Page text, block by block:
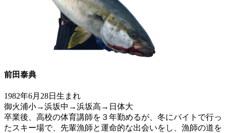
前田泰典
1982年6月28日生まれ
御火浦小→浜坂中→浜坂高→日体大
卒業後、高校の体育講師を３年勤めるが、冬にバイトで行っ
たスキー場で、先輩漁師と運命的な出会いをし、漁師の道を